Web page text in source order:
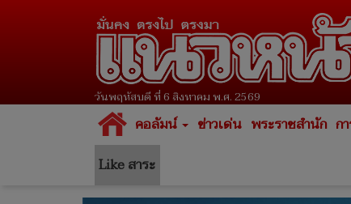
วันพฤหัสบดี ที่ 6 สิงหาคม พ.ศ. 2569
คอลัมน์ ข่าวเด่น พระราชสำนัก ก
Like สาระ